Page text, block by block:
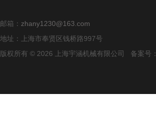
邮箱： zhany1230@163.com
地址：上海市奉贤区钱桥路997号
版权所有 © 2026 上海宇涵机械有限公司 备案号：